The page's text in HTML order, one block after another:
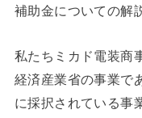
補助金についての解
私たちミカド電装商
経済産業省の事業で
に採択されている事